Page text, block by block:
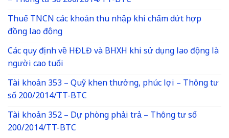
Thuế TNCN các khoản thu nhập khi chấm dứt hợp
đồng lao động
Các quy định về HĐLĐ và BHXH khi sử dụng lao động là
người cao tuổi
Tài khoản 353 – Quỹ khen thưởng, phúc lợi – Thông tư
số 200/2014/TT-BTC
Tài khoản 352 – Dự phòng phải trả – Thông tư số
200/2014/TT-BTC